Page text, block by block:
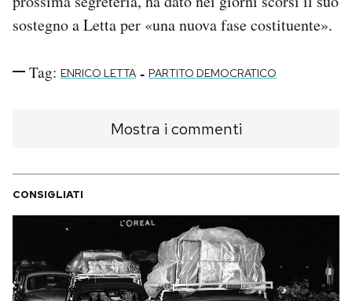
sostegno a Letta per «una nuova fase costituente».
Tag: ENRICO LETTA - PARTITO DEMOCRATICO
Mostra i commenti
CONSIGLIATI